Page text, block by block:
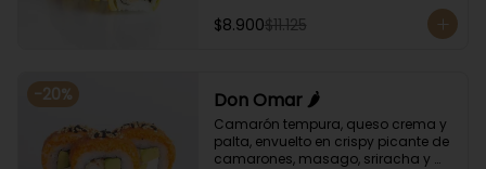
$8.900$11.125
-20% Don Omar 🌶️
Camarón tempura, queso crema y
palta, envuelto en crispy picante de
camarones, masago, sriracha y